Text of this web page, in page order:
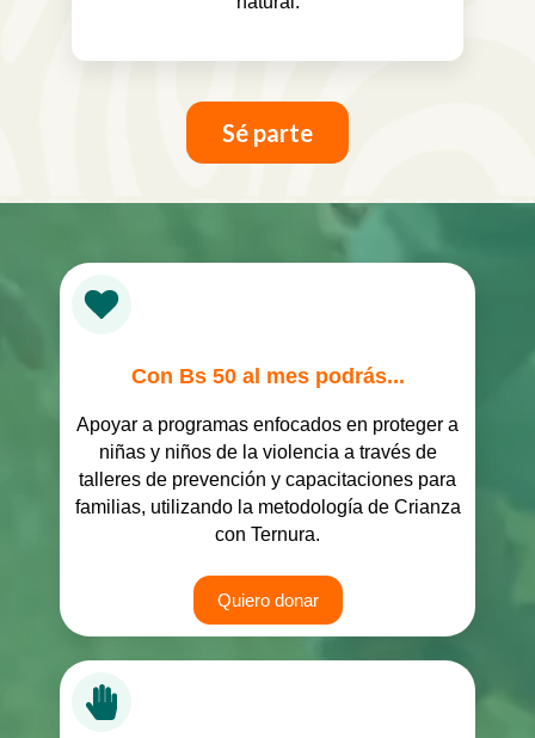
Sé parte
Con Bs 50 al mes podrás...
Apoyar a programas enfocados en proteger a
niñas y niños de la violencia a través de
talleres de prevención y capacitaciones para
familias, utilizando la metodología de Crianza
con Ternura.
Quiero donar